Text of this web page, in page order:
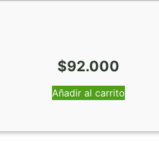
$92.000
Añadir al carrito